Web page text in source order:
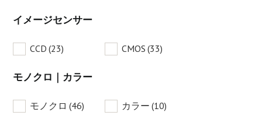
イメージセンサー
CCD (23) CMOS (33)
モノクロ｜カラー
モノクロ (46) カラー (10)